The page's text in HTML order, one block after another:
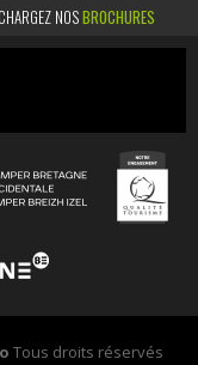
NOSBROCHURES
Tous droits réservés